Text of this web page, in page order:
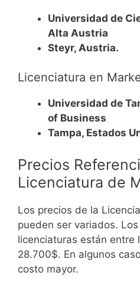
Universidad de
Alta Austria
Steyr, Austria.
Licenciatura en
Universidad de
of Business
Tampa, Estados
Precios
Licenciatura de
Los precios de la
pueden ser variados.
licenciaturas están entre
28.700$. En algunos
costo mayor.